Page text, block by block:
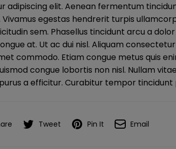
adipiscing elit. Aenean fermentum
egestas hendrerit turpis
sem. Phasellus tincidunt arcu a
at. Ut ac dui nisl. Aliquam
commodo. Etiam congue metus quis
congue lobortis non nisl. Nullam
a efficitur. Curabitur tempor
Tweet Pin It Email